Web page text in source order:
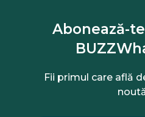
Abonează-
Fii primul care află